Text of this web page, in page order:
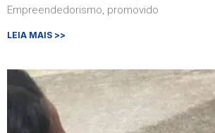
Empreendedorismo, promovido
LEIA MAIS >>